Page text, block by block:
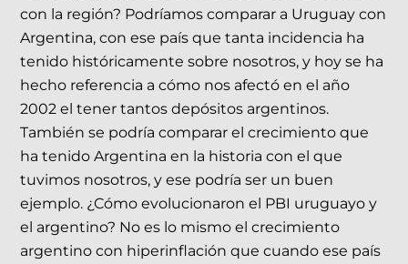
con la región? Podríamos comparar a Uruguay con
Argentina, con ese país que tanta incidencia ha
tenido históricamente sobre nosotros, y hoy se ha
hecho referencia a cómo nos afectó en el año
2002 el tener tantos depósitos argentinos.
También se podría comparar el crecimiento que
ha tenido Argentina en la historia con el que
tuvimos nosotros, y ese podría ser un buen
ejemplo. ¿Cómo evolucionaron el PBI uruguayo y
el argentino? No es lo mismo el crecimiento
argentino con hiperinflación que cuando ese país